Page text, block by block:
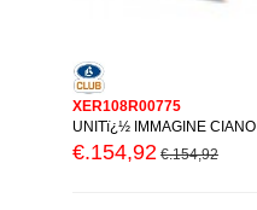
XER108R00775
UNITï¿½ IMMAGINE CIANO
€.154,92 €.154,92